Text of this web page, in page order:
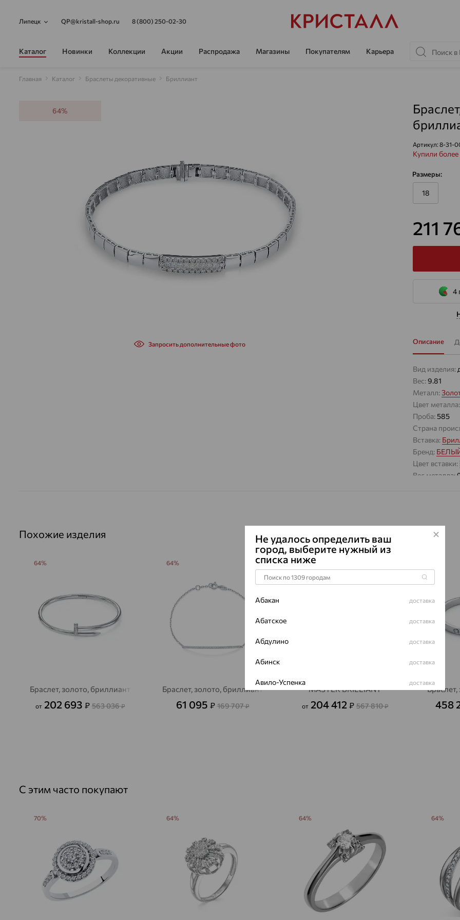
Липецк QP@kristall-shop.ru 8 (800) 250-02-30
Каталог Новинки Коллекции Акции Распродажа Магазины Покупателям Карьера
Главная Каталог Браслеты декоративные Бриллиант
64%
Запросить дополнительные фото
Артикул: 8-31-
Купили более
Размеры:
18
211
4
Описание
Вид изделия:
Вес:9.81
Металл:
Цвет металла:
Проба:585
Страна
Вставка:
Бренд:
Цвет вставки:
Вес металла:
ЧИСТОТА
Сертификаты
Похожие изделия
Браслет, золото, бриллиант
от 202 693 ₽ 563 036₽
64%
Браслет, золото, бриллиант
61 095 ₽ 169 707₽
64%
Браслет, золото, бриллиант,
MASTER BRILLIANT
от 204 412 ₽ 567 810₽
64%
458
С этим часто покупают
70% 64% 64% 64%
Не удалось определить ваш
город, выберите нужный из
списка ниже
Абакан доставка
Абатское доставка
Абдулино доставка
Абинск доставка
Авило-Успенка доставка